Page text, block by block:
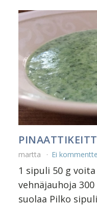
martta Ei
1 sipuli 50 g
vehnäjauhoja
suolaa Pilko